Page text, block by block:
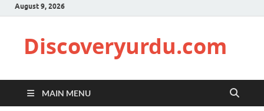
August 9, 2026
Discoveryurdu.com
MAIN MENU